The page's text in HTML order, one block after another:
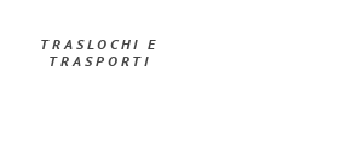
TRASLOCHI E
TRASPORTI​